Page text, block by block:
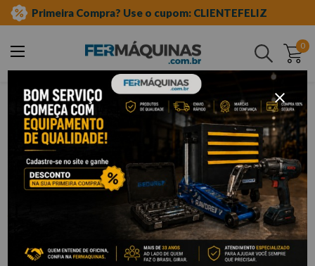
Primeira Compra? Use o cupom: CLIENTEFELIZ
0
Buscar
jardinagem conexões e torneiras
Irrigador Setorial Tipo Espiga 12M -
654158 PALISAD